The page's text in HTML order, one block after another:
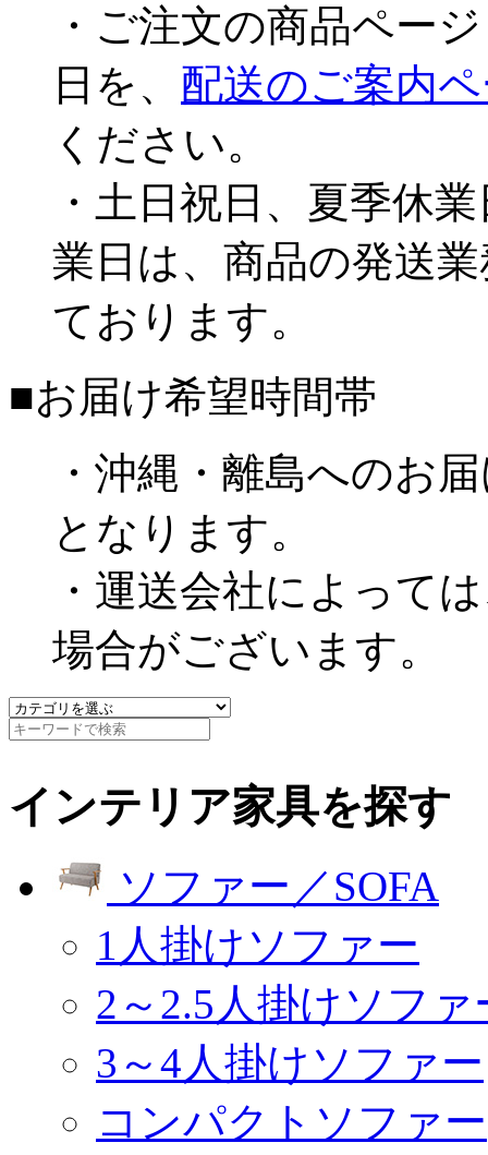
・ご注文の商品ペー
日を、 配送のご案内
ください。
・土日祝日、夏季休
業日は、商品の発送
ております。
■お届け希望時間帯
・沖縄・離島へのお
となります。
・運送会社によって
場合がございます。
インテリア家具を探す
ソファー／SOFA
1人掛けソファー
2～2.5人掛けソファ
3～4人掛けソファー
コンパクトソファー